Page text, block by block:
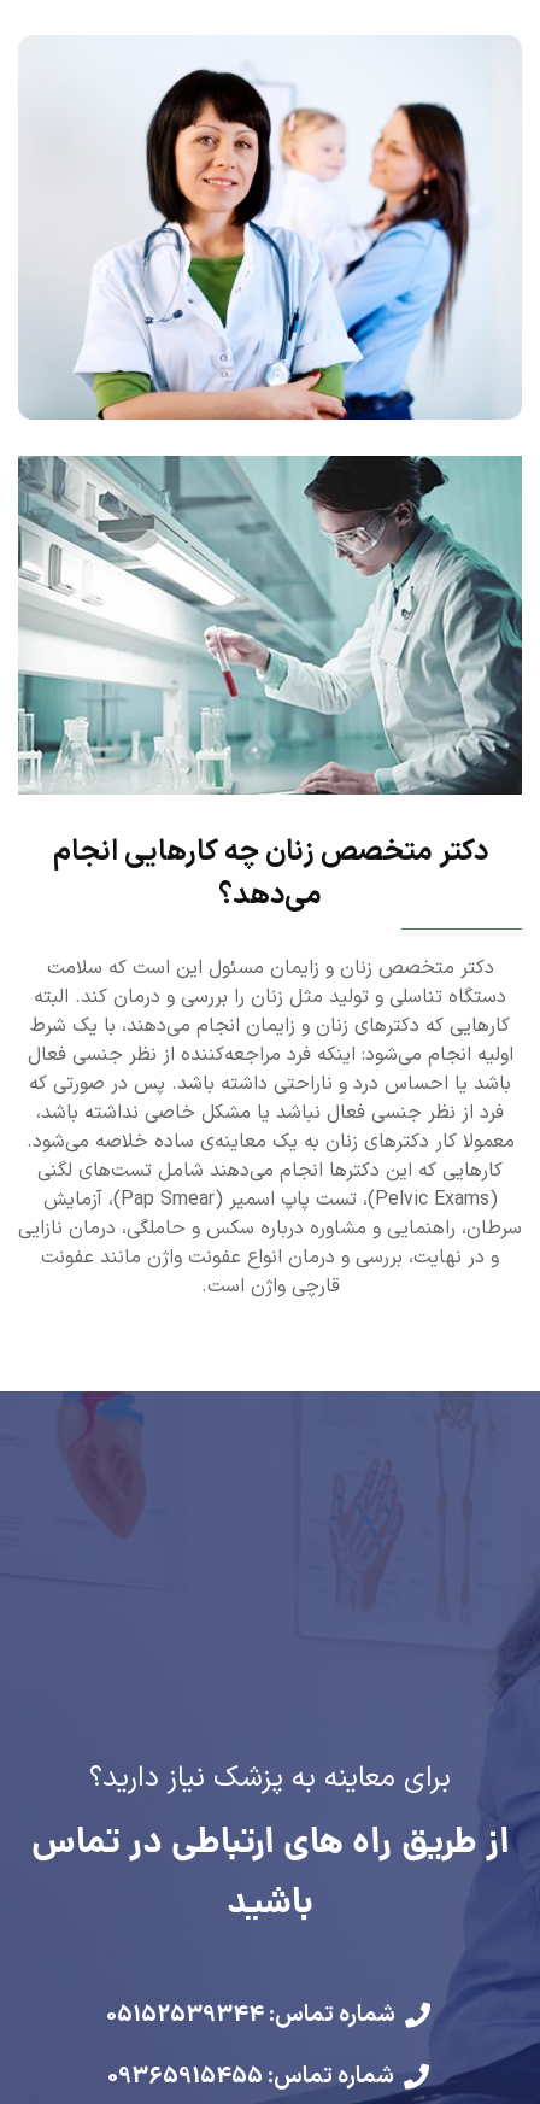
دکتر متخصص زنان چه کارهایی انجام
می‌دهد؟
دکتر متخصص زنان و زایمان مسئول این است که سلامت
دستگاه تناسلی و تولید مثل زنان را بررسی و درمان کند. البته
کارهایی که دکترهای زنان و زایمان انجام می‌دهند، با یک شرط
اولیه انجام می‌شود: اینکه فرد مراجعه‌کننده از نظر جنسی فعال
باشد یا احساس درد و ناراحتی داشته باشد. پس در صورتی که
فرد از نظر جنسی فعال نباشد یا مشکل خاصی نداشته باشد،
معمولا کار دکترهای زنان به یک معاینه‌ی ساده خلاصه می‌شود.
کارهایی که این دکترها انجام می‌دهند شامل تست‌های لگنی
(Pelvic Exams)، تست پاپ اسمیر (Pap Smear)، آزمایش
سرطان، راهنمایی و مشاوره درباره سکس و حاملگی، درمان نازایی
و در نهایت، بررسی و درمان انواع عفونت واژن مانند عفونت
قارچی واژن است.
برای معاینه به پزشک نیاز دارید؟
از طریق راه های ارتباطی در تماس
باشید
شماره تماس: 05152539344
شماره تماس: 09365915455